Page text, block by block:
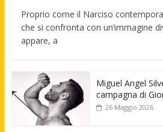
Proprio come il Narciso
che si confronta con un’immagine
appare, a
Miguel Angel
campagna di
26 Maggio 2026